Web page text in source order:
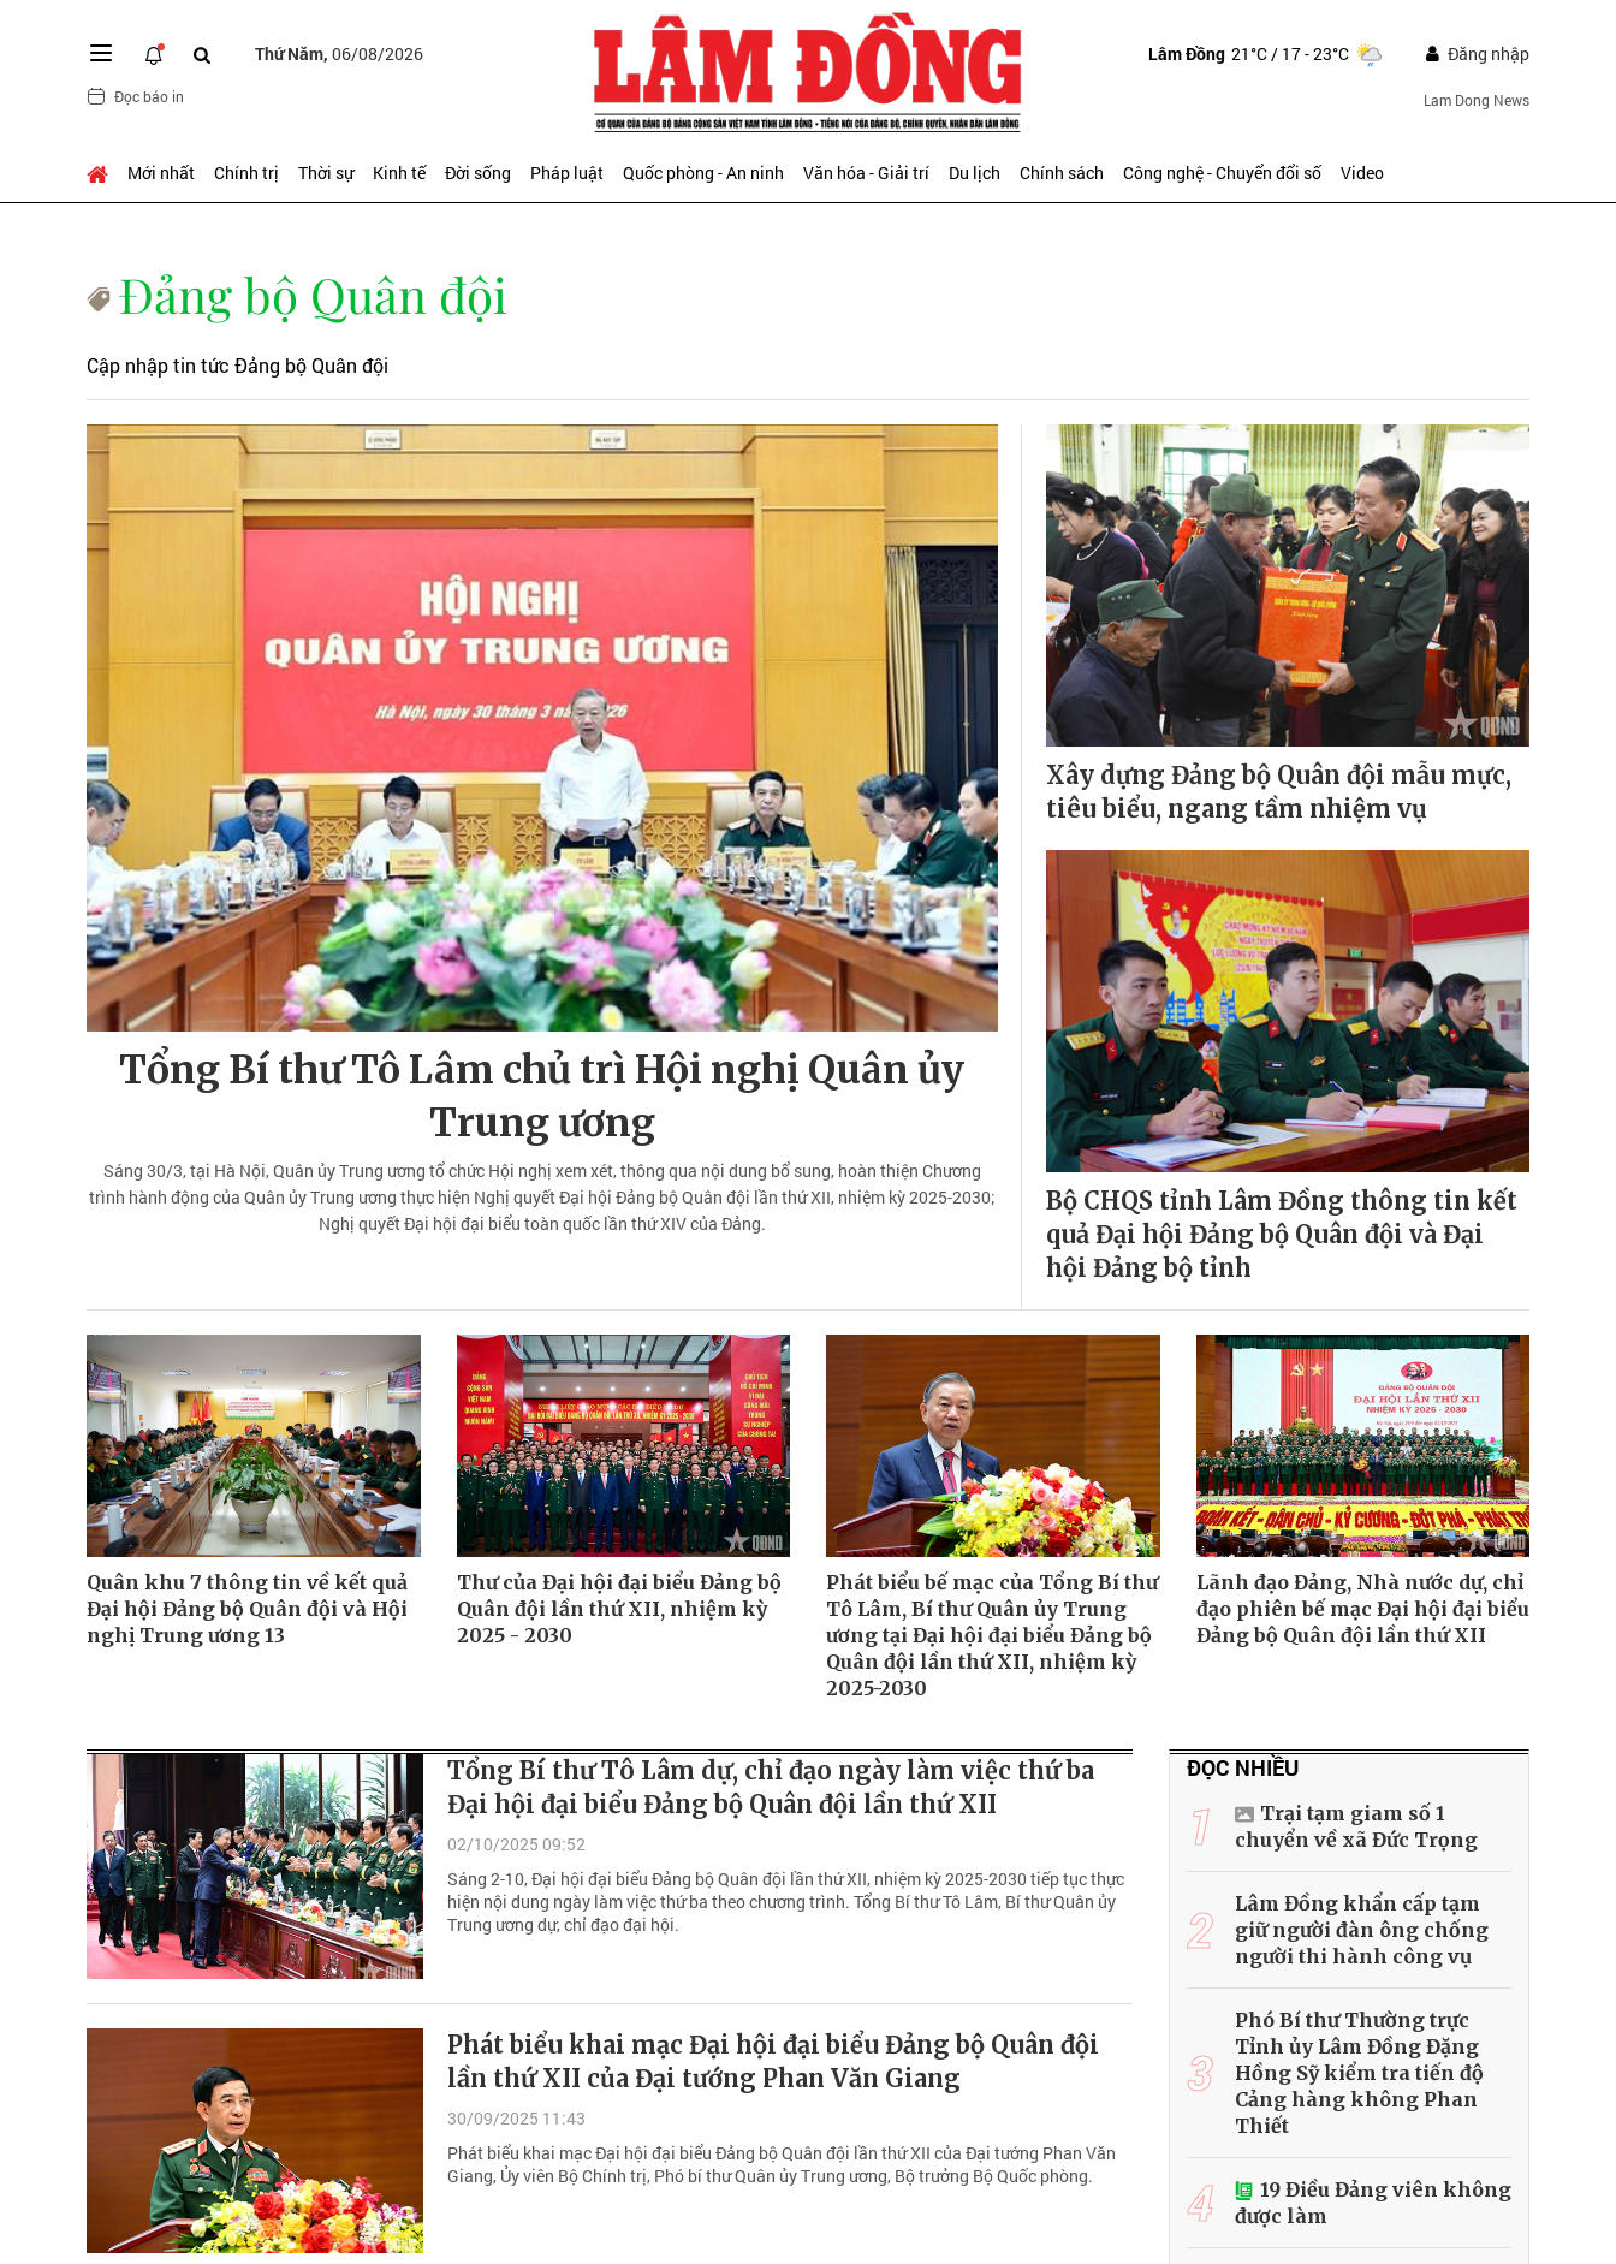
Thứ Năm, 06/08/2026
Đọc báo in
Lâm Đồng 21°C/ 17 - 23°C Đăng nhập
Lam Dong News
Mới nhất Chính trị Thời sự Kinh tế Đời sống Pháp luật Quốc phòng - An ninh Văn hóa - Giải trí Du lịch Chính sách Công nghệ - Chuyển đổi số Video
Đảng bộ Quân đội
Cập nhập tin tức Đảng bộ Quân đội
Tổng Bí thư Tô Lâm chủ trì Hội nghị Quân ủy
Trung ương
Sáng 30/3, tại Hà Nội, Quân ủy Trung ương tổ chức Hội nghị xem xét, thông qua nội dung bổ sung, hoàn thiện Chương
trình hành động của Quân ủy Trung ương thực hiện Nghị quyết Đại hội Đảng bộ Quân đội lần thứ XII, nhiệm kỳ 2025-2030;
Nghị quyết Đại hội đại biểu toàn quốc lần thứ XIV của Đảng.
Xây dựng Đảng bộ Quân đội mẫu mực,
tiêu biểu, ngang tầm nhiệm vụ
Bộ CHQS tỉnh Lâm Đồng thông tin kết
quả Đại hội Đảng bộ Quân đội và Đại
hội Đảng bộ tỉnh
Quân khu 7 thông tin về kết quả
Đại hội Đảng bộ Quân đội và Hội
nghị Trung ương 13
Thư của Đại hội đại biểu Đảng bộ
Quân đội lần thứ XII, nhiệm kỳ
2025 - 2030
Phát biểu bế mạc của Tổng Bí thư
Tô Lâm, Bí thư Quân ủy Trung
ương tại Đại hội đại biểu Đảng bộ
Quân đội lần thứ XII, nhiệm kỳ
2025-2030
Lãnh đạo Đảng, Nhà nước dự, chỉ
đạo phiên bế mạc Đại hội đại biểu
Đảng bộ Quân đội lần thứ XII
Tổng Bí thư Tô Lâm dự, chỉ đạo ngày làm việc thứ ba
Đại hội đại biểu Đảng bộ Quân đội lần thứ XII
02/10/2025 09:52
Sáng 2-10, Đại hội đại biểu Đảng bộ Quân đội lần thứ XII, nhiệm kỳ 2025-2030 tiếp tục thực
hiện nội dung ngày làm việc thứ ba theo chương trình. Tổng Bí thư Tô Lâm, Bí thư Quân ủy
Trung ương dự, chỉ đạo đại hội.
Phát biểu khai mạc Đại hội đại biểu Đảng bộ Quân đội
lần thứ XII của Đại tướng Phan Văn Giang
30/09/2025 11:43
Phát biểu khai mạc Đại hội đại biểu Đảng bộ Quân đội lần thứ XII của Đại tướng Phan Văn
Giang, Ủy viên Bộ Chính trị, Phó bí thư Quân ủy Trung ương, Bộ trưởng Bộ Quốc phòng.
ĐỌC NHIỀU
1
Trại tạm giam số 1
chuyển về xã Đức Trọng
2
Lâm Đồng khẩn cấp tạm
giữ người đàn ông chống
người thi hành công vụ
3
Phó Bí thư Thường trực
Tỉnh ủy Lâm Đồng Đặng
Hồng Sỹ kiểm tra tiến độ
Cảng hàng không Phan
Thiết
4
19 Điều Đảng viên không
được làm